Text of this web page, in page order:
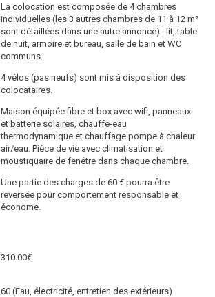
La colocation est composée de 4 chambres
individuelles (les 3 autres chambres de 11 à 12 m²
sont détaillées dans une autre annonce) : lit, table
de nuit, armoire et bureau, salle de bain et WC
communs.
4 vélos (pas neufs) sont mis à disposition des
colocataires.
Maison équipée fibre et box avec wifi, panneaux
et batterie solaires, chauffe-eau
thermodynamique et chauffage pompe à chaleur
air/eau. Pièce de vie avec climatisation et
moustiquaire de fenêtre dans chaque chambre.
Une partie des charges de 60 € pourra être
reversée pour comportement responsable et
économe.
310.00€
60 (Eau, électricité, entretien des extérieurs)